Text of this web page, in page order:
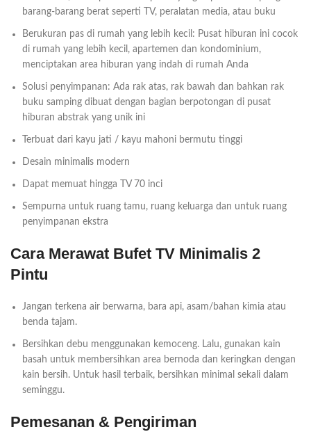
barang-barang berat seperti TV, peralatan media, atau buku
Berukuran pas di rumah yang lebih kecil: Pusat hiburan ini cocok
di rumah yang lebih kecil, apartemen dan kondominium,
menciptakan area hiburan yang indah di rumah Anda
Solusi penyimpanan: Ada rak atas, rak bawah dan bahkan rak
buku samping dibuat dengan bagian berpotongan di pusat
hiburan abstrak yang unik ini
Terbuat dari kayu jati / kayu mahoni bermutu tinggi
Desain minimalis modern
Dapat memuat hingga TV 70 inci
Sempurna untuk ruang tamu, ruang keluarga dan untuk ruang
penyimpanan ekstra
Cara Merawat Bufet TV Minimalis 2
Pintu
Jangan terkena air berwarna, bara api, asam/bahan kimia atau
benda tajam.
Bersihkan debu menggunakan kemoceng. Lalu, gunakan kain
basah untuk membersihkan area bernoda dan keringkan dengan
kain bersih. Untuk hasil terbaik, bersihkan minimal sekali dalam
seminggu.
Pemesanan & Pengiriman